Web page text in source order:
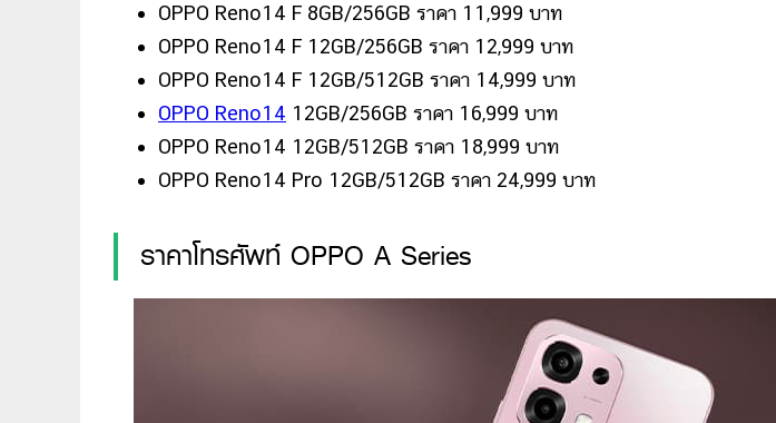
OPPO Reno14 F 8GB/256GB ราคา 11,999 บาท
OPPO Reno14 F 12GB/256GB ราคา 12,999 บาท
OPPO Reno14 F 12GB/512GB ราคา 14,999 บาท
OPPO Reno14 12GB/256GB ราคา 16,999 บาท
OPPO Reno14 12GB/512GB ราคา 18,999 บาท
OPPO Reno14 Pro 12GB/512GB ราคา 24,999 บาท
ราคาโทรศัพท์ OPPO A Series